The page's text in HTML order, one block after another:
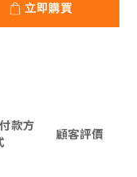
立即購買
款方
顧客評價